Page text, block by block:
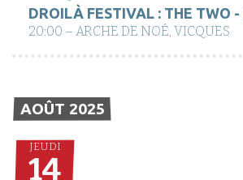
DROILÀ FESTIVAL : THE TWO
20:00 – ARCHE DE NOÉ, VICQUES
AOÛT 2025
JEUDI
14